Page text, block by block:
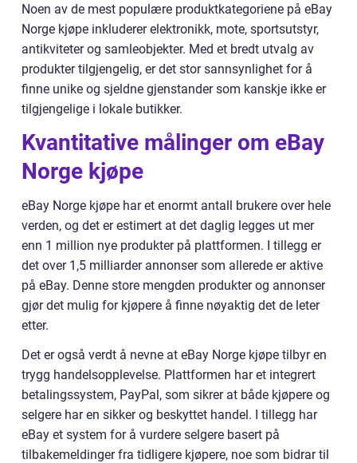
Noen av de mest populære produktkategoriene på eBay
Norge kjøpe inkluderer elektronikk, mote, sportsutstyr,
antikviteter og samleobjekter. Med et bredt utvalg av
produkter tilgjengelig, er det stor sannsynlighet for å
finne unike og sjeldne gjenstander som kanskje ikke er
tilgjengelige i lokale butikker.
Kvantitative målinger om eBay
Norge kjøpe
eBay Norge kjøpe har et enormt antall brukere over hele
verden, og det er estimert at det daglig legges ut mer
enn 1 million nye produkter på plattformen. I tillegg er
det over 1,5 milliarder annonser som allerede er aktive
på eBay. Denne store mengden produkter og annonser
gjør det mulig for kjøpere å finne nøyaktig det de leter
etter.
Det er også verdt å nevne at eBay Norge kjøpe tilbyr en
trygg handelsopplevelse. Plattformen har et integrert
betalingssystem, PayPal, som sikrer at både kjøpere og
selgere har en sikker og beskyttet handel. I tillegg har
eBay et system for å vurdere selgere basert på
tilbakemeldinger fra tidligere kjøpere, noe som bidrar til